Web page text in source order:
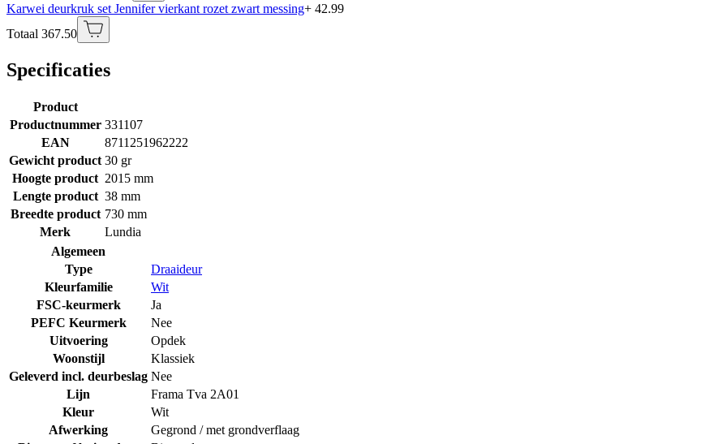
Karwei deurkruk set Jennifer vierkant rozet zwart messing+ 42.99
Totaal 367.50
Specificaties
Product
Productnummer 331107
EAN
8711251962222
Gewicht product 30 gr
Hoogte product 2015 mm
Lengte product 38 mm
Breedte product 730 mm
Merk
Lundia
Algemeen
Type
Draaideur
Kleurfamilie
Wit
FSC-keurmerk
Ja
PEFC Keurmerk
Nee
Uitvoering
Opdek
Woonstijl
Klassiek
Geleverd incl. deurbeslag Nee
Lijn
Frama Tva 2A01
Kleur
Wit
Afwerking
Gegrond / met grondverflaag